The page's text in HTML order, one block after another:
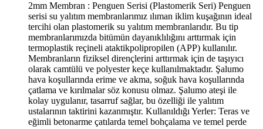
2mm Membran : Penguen Serisi (Plastomerik Seri) Penguen
serisi su yalıtım membranlarımız ılıman iklim kuşağının ideal
tercihi olan plastomerik su yalıtım membranlarıdır. Bu tip
membranlarımızda bitümün dayanıklılığını arttırmak için
termoplastik reçineli ataktikpolipropilen (APP) kullanılır.
Membranların fiziksel dirençlerini arttırmak için de taşıyıcı
olarak camtülü ve polyester keçe kullanılmaktadır. Şalumo
hava koşullarında erime ve akma, soğuk hava koşullarında
çatlama ve kırılmalar söz konusu olmaz. Şalumo ateşi ile
kolay uygulanır, tasarruf sağlar, bu özelliği ile yalıtım
ustalarının taktirini kazanmıştır. Kullanıldığı Yerler: Teras ve
eğimli betonarme çatılarda temel bohçalama ve temel perde